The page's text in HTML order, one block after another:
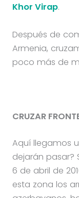
Khor Virap.
Después de
Armenia,
poco más de
CRUZAR
Aquí llegamos
dejarán pasar?
6 de abril de
esta zona los